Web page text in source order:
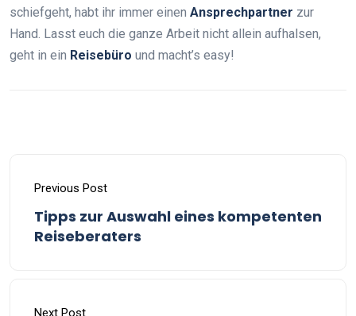
schiefgeht, habt ihr immer einen Ansprechpartner zur
Hand. Lasst euch die ganze Arbeit nicht allein aufhalsen,
geht in ein Reisebüro und macht’s easy!
Previous Post
Tipps zur Auswahl eines kompetenten
Reiseberaters
Next Post